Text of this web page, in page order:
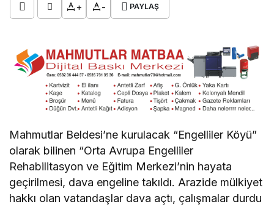
+ - PAYLAŞ
Mahmutlar Beldesi’ne kurulacak “Engelliler Köyü”
olarak bilinen “Orta Avrupa Engelliler
Rehabilitasyon ve Eğitim Merkezi’nin hayata
geçirilmesi, dava engeline takıldı. Arazide mülkiyet
hakkı olan vatandaşlar dava açtı, çalışmalar durdu